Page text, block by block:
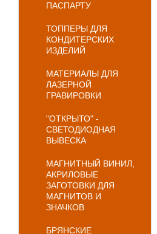
ПАСПАРТУ
ТОППЕРЫ ДЛЯ
КОНДИТЕРСКИХ
ИЗДЕЛИЙ
МАТЕРИАЛЫ ДЛЯ
ЛАЗЕРНОЙ
ГРАВИРОВКИ
"ОТКРЫТО" -
СВЕТОДИОДНАЯ
ВЫВЕСКА
МАГНИТНЫЙ ВИНИЛ,
АКРИЛОВЫЕ
ЗАГОТОВКИ ДЛЯ
МАГНИТОВ И
ЗНАЧКОВ
БРЯНСКИЕ